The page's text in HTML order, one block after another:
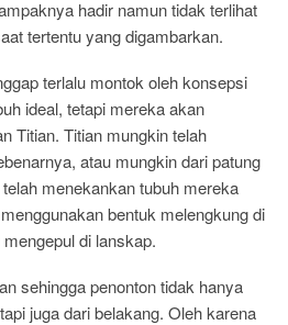
hadir namun tidak terlihat
tertentu yang digambarkan.
terlalu montok oleh konsepsi
ideal, tetapi mereka akan
Titian. Titian mungkin telah
atau mungkin dari patung
menekankan tubuh mereka
bentuk melengkung di
di lanskap.
sehingga penonton tidak hanya
juga dari belakang. Oleh karena